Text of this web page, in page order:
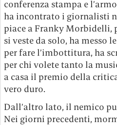
conferenza stampa e
ha incontrato i giornalisti
piace a Franky Morbidelli,
si veste da solo, ha messo
per fare l’imbottitura, ha
per chi volete tanto la
a casa il premio della
vero duro.
Dall’altro lato, il nemico
Nei giorni precedenti,